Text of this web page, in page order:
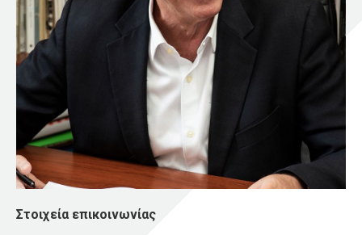
Στοιχεία επικοινωνίας